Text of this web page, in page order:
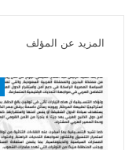
المزيد عن المؤلف